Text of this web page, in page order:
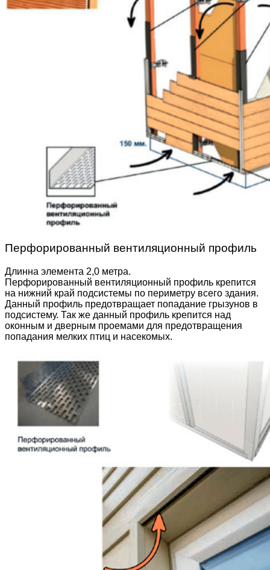
Перфорированный вентиляционный профиль
Длинна элемента 2,0 метра.
Перфорированный вентиляционный профиль крепится
на нижний край подсистемы по периметру всего здания.
Данный профиль предотвращает попадание грызунов в
подсистему. Так же данный профиль крепится над
оконным и дверным проемами для предотвращения
попадания мелких птиц и насекомых.